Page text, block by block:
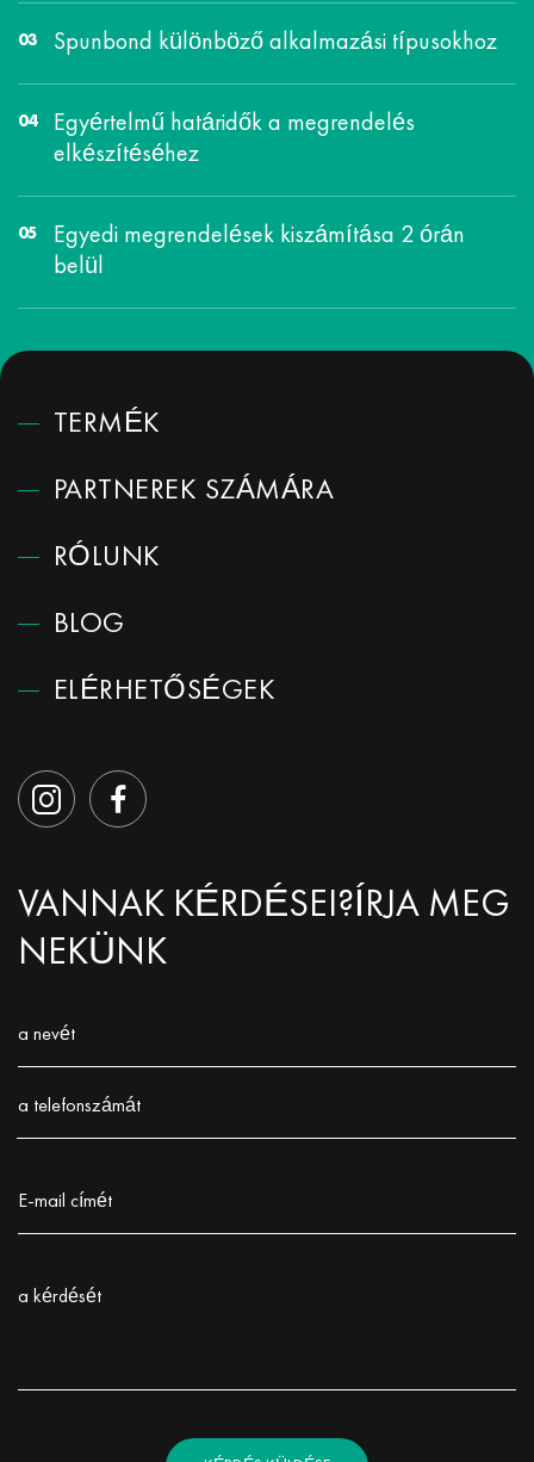
Spunbond különböző alkalmazási típusokhoz
Egyértelmű határidők a megrendelés
elkészítéséhez
Egyedi megrendelések kiszámítása 2 órán
belül
TERMÉK
PARTNEREK SZÁMÁRA
RÓLUNK
BLOG
ELÉRHETŐSÉGEK
VANNAK KÉRDÉSEI? ÍRJA MEG
NEKÜNK
a nevét
a telefonszámát
E-mail címét
a kérdését